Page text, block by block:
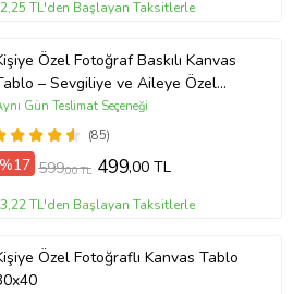
ışığı floresan ve
dayanıklılığı
ithal boyalar
Tablolar
aşamasında el
Askı
üzerinde
TL'den Başlayan Taksitlerle
Özel Fotoğraf Baskılı Kanvas
– Sevgiliye ve Aileye Özel
(ÇokluRenk)
(85)
Gün Teslimat Seçeneği
%17 599,00 TL 499,00 TL
TL'den Başlayan Taksitlerle
Özel Fotoğraflı Kanvas Tablo